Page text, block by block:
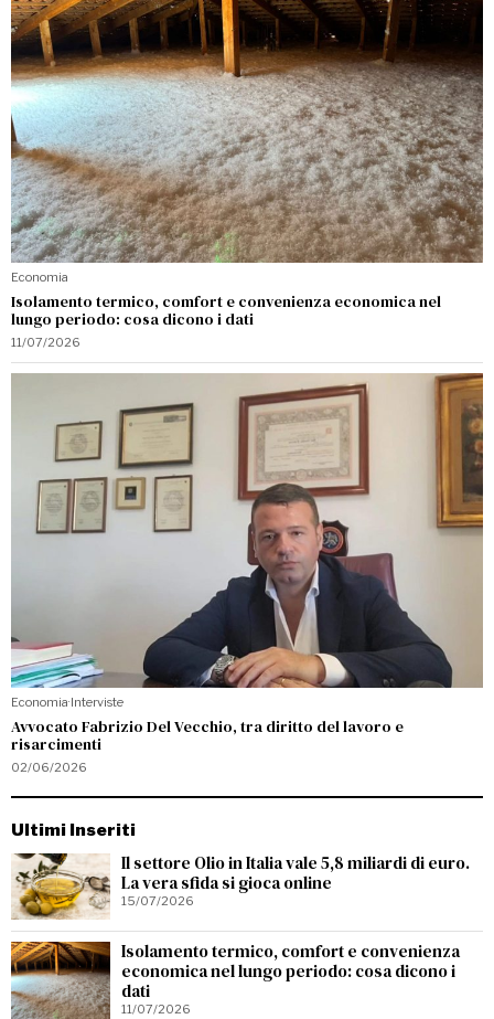
Economia
Isolamento termico, comfort e convenienza economica nel
lungo periodo: cosa dicono i dati
11/07/2026
Economia·Interviste
Avvocato Fabrizio Del Vecchio, tra diritto del lavoro e
risarcimenti
02/06/2026
Ultimi Inseriti
Il settore Olio in Italia vale 5,8 miliardi di euro.
La vera sfida si gioca online
15/07/2026
Isolamento termico, comfort e convenienza
economica nel lungo periodo: cosa dicono i
dati
11/07/2026